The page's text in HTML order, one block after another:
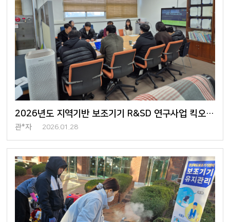
2026년도 지역기반 보조기기 R&SD 연구사업 킥오프 회의 개최
관*자 2026.01.28